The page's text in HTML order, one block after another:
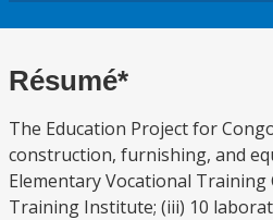
Résumé*
The Education Project for
construction, furnishing, and
Elementary Vocational Training
Training Institute; (iii) 10